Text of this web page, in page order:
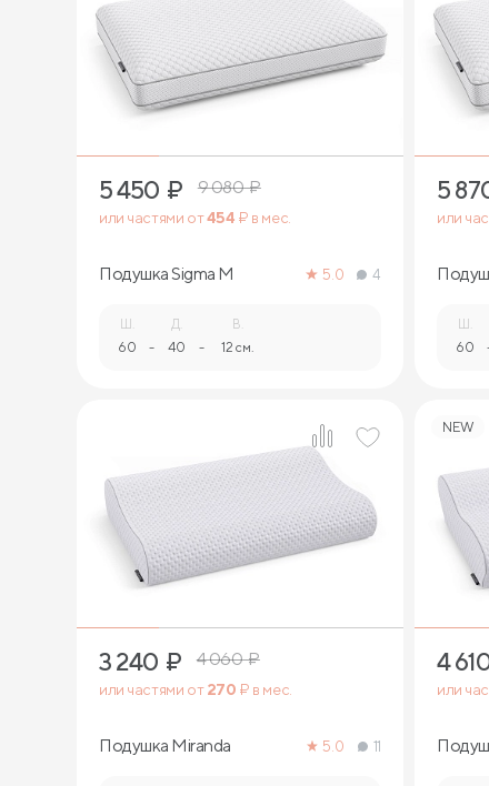
1
5 450 ₽ 9 080₽
или частями от454 ₽ в мес.
Подушка Sigma M 5.0 4
Ш.
60 -
Д.
40 -
В.
12 см.
5
или
Ш.
60
1
3 240 ₽ 4 060₽
или частями от270 ₽ в мес.
Подушка Miranda 5.0 11
NEW
4
или